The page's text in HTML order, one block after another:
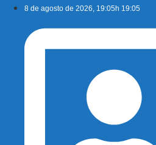
conteúdo
8 de agosto de 2026, 19:05h 19:05